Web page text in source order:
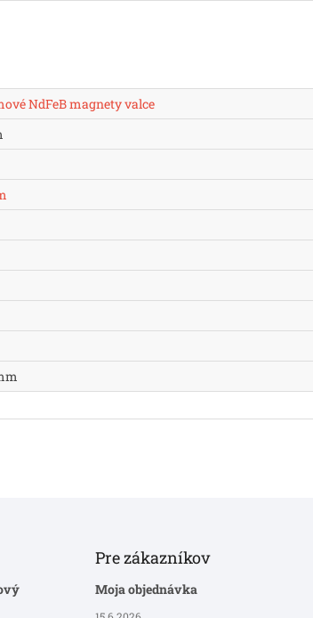
NdFeB magnety valce
Pre zákazníkov
Moja objednávka